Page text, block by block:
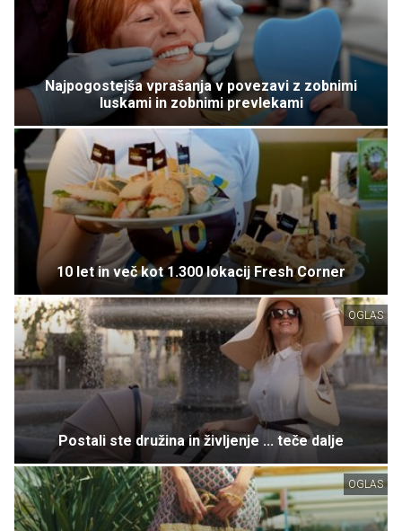
Najpogostejša vprašanja v povezavi z zobnimi
luskami in zobnimi prevlekami
10 let in več kot 1.300 lokacij Fresh Corner
OGLAS
Postali ste družina in življenje ... teče dalje
OGLAS